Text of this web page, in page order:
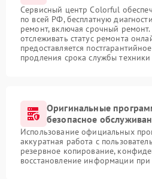
Сервисный центр Colorful
по всей РФ, бесплатную
ремонт, включая срочный
отслеживать статус ремонта
предоставляется
продления срока службы техники
Оригинальные
безопасное
Использование официальных
аккуратная работа с
резервное копирование,
восстановление информации